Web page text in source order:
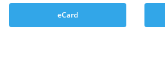
eCard